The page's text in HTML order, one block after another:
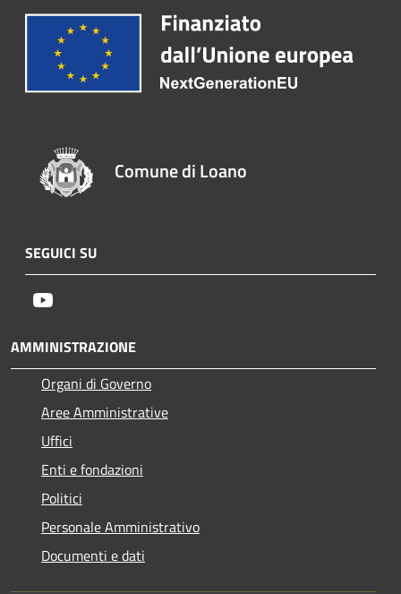
Comune di Loano
SEGUICI SU
AMMINISTRAZIONE
Organi di Governo
Aree Amministrative
Uffici
Enti e fondazioni
Politici
Personale Amministrativo
Documenti e dati